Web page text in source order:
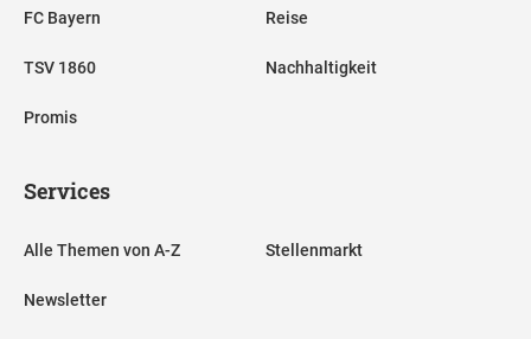
FC Bayern
TSV 1860
Promis
Reise
Nachhaltigkeit
Services
Alle Themen von A-Z
Newsletter
Stellenmarkt